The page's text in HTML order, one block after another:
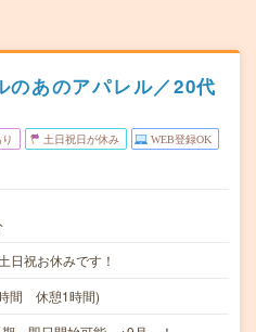
のあのアパレル／20代
土日祝日が休み WEB登録OK
祝お休みです！
間 休憩1時間)